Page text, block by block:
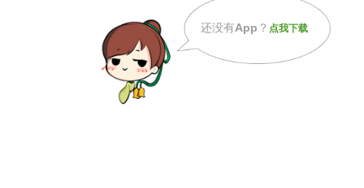
还没有App ？ 点我下载